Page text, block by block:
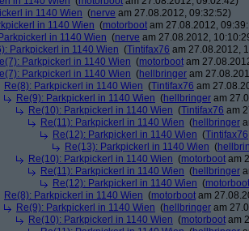
in 1140 Wien (nerve am 27.08.2012, 09:32:52)
in 1140 Wien (motorboot am 27.08.2012,
in 1140 Wien (nerve am 27.08.2012,
Parkpickerl in 1140 Wien (Tintifax76 am 27.08.2012,
Parkpickerl in 1140 Wien (motorboot am
Parkpickerl in 1140 Wien (hellbringer am
Re(8): Parkpickerl in 1140 Wien (Tintifax76 am
Re(9): Parkpickerl in 1140 Wien (hellbringer am
Re(10): Parkpickerl in 1140 Wien (Tintifax76 am
Re(11): Parkpickerl in 1140 Wien (hellbringer
Re(12): Parkpickerl in 1140 Wien (Tintifax76
Re(13): Parkpickerl in 1140 Wien (
Re(10): Parkpickerl in 1140 Wien (motorboot am
Re(11): Parkpickerl in 1140 Wien (hellbringer
Re(12): Parkpickerl in 1140 Wien (motorboot
Re(8): Parkpickerl in 1140 Wien (motorboot am
Re(9): Parkpickerl in 1140 Wien (hellbringer am
Re(10): Parkpickerl in 1140 Wien (motorboot am